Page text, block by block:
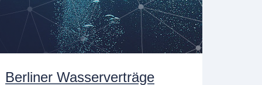
Berliner Wasserverträge